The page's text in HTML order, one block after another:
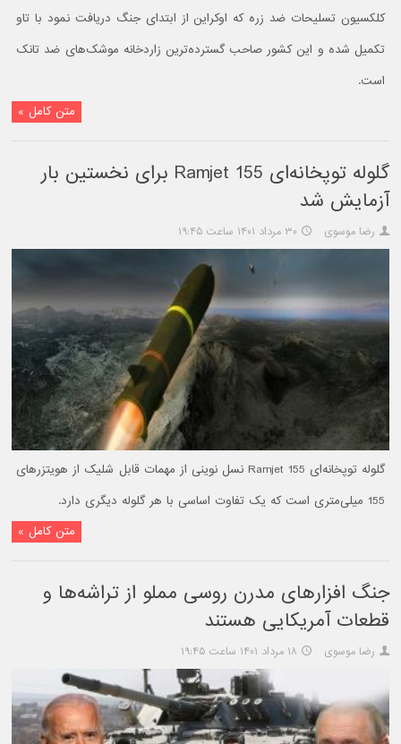
کلکسیون تسلیحات ضد زره که اوکراین از ابتدای جنگ دریافت نمود با تاو
تکمیل شده و این کشور صاحب گسترده‌ترین زاردخانه موشک‌های ضد تانک
است.
متن کامل »
گلوله توپخانه‌ای Ramjet 155 برای نخستین بار
آزمایش شد
رضا موسوی ۳۰ مرداد ۱۴۰۱ ساعت ۱۹:۴۵
گلوله توپخانه‌ای Ramjet 155 نسل نوینی از مهمات قابل شلیک از هویتزرهای
155 میلی‌متری است که یک تفاوت اساسی با هر گلوله دیگری دارد.
متن کامل »
جنگ افزارهای مدرن روسی مملو از تراشه‌ها و
قطعات آمریکایی هستند
رضا موسوی ۱۸ مرداد ۱۴۰۱ ساعت ۱۹:۴۵